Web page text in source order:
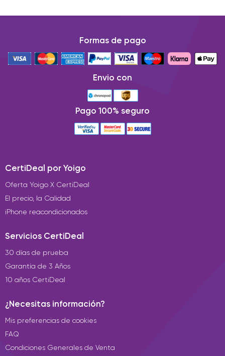
Formas de pago
Envio con
Pago 100% seguro
CertiDeal por Yoigo
Oferta Yoigo X CertiDeal
El precio, la Calidad
iPhone reacondicionados
Servicios CertiDeal
30 días de prueba
Garantía de 3 Años
10 años CertiDeal
¿Necesitas información?
Mis preferencias de cookies
FAQ
Condiciones Generales de Venta